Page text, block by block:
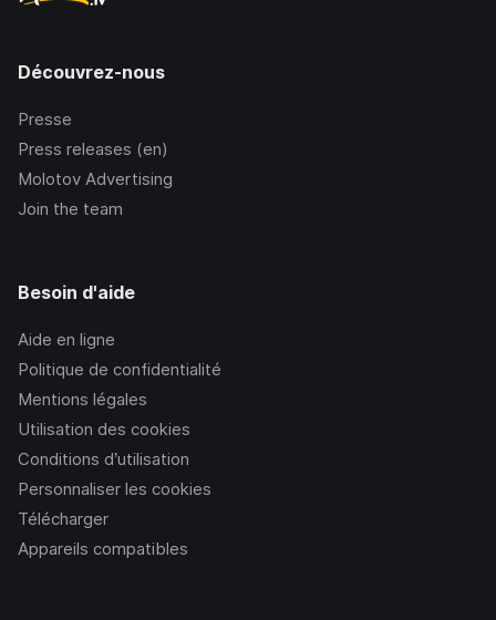
Découvrez-nous
Presse
Press releases (en)
Molotov Advertising
Join the team
Besoin d'aide
Aide en ligne
Politique de confidentialité
Mentions légales
Utilisation des cookies
Conditions d’utilisation
Personnaliser les cookies
Télécharger
Appareils compatibles